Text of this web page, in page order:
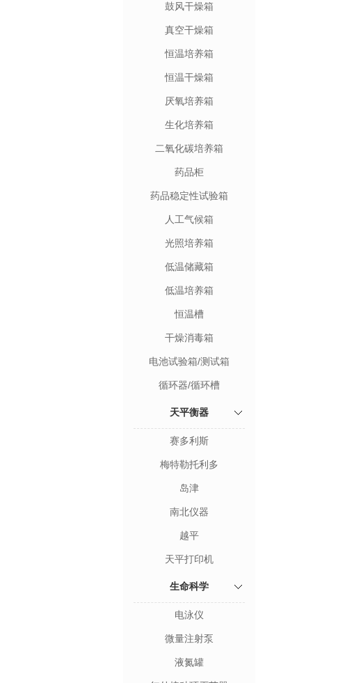
鼓风干燥箱
真空干燥箱
恒温培养箱
恒温干燥箱
厌氧培养箱
生化培养箱
二氧化碳培养箱
药品柜
药品稳定性试验箱
人工气候箱
光照培养箱
低温储藏箱
低温培养箱
恒温槽
干燥消毒箱
电池试验箱/测试箱
循环器/循环槽
天平衡器
赛多利斯
梅特勒托利多
岛津
南北仪器
越平
天平打印机
生命科学
电泳仪
微量注射泵
液氮罐